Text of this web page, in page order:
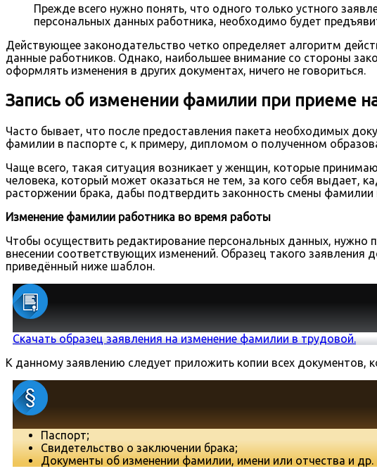
Прежде всего нужно понять, что одного только устного
персональных данных работника, необходимо будет
Действующее законодательство четко определяет алгоритм
данные работников. Однако, наибольшее внимание со стороны
оформлять изменения в других документах, ничего не говориться.
Запись об изменении фамилии при приеме
Часто бывает, что после предоставления пакета необходимых
фамилии в паспорте с, к примеру, дипломом о полученном
Чаще всего, такая ситуация возникает у женщин, которые
человека, который может оказаться не тем, за кого себя выдает,
расторжении брака, дабы подтвердить законность смены фамилии
Изменение фамилии работника во время работы
Чтобы осуществить редактирование персональных данных, нужно
внесении соответствующих изменений. Образец такого заявления
приведённый ниже шаблон.
Скачать образец заявления на изменение фамилии в трудовой.
К данному заявлению следует приложить копии всех
Паспорт;
Свидетельство о заключении брака;
Документы об изменении фамилии, имени или отчества и др.